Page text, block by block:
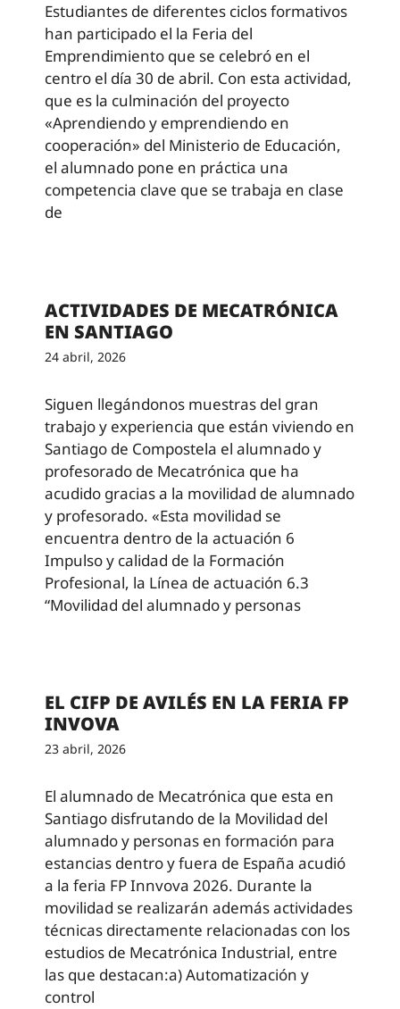
Estudiantes de diferentes ciclos formativos
han participado el la Feria del
Emprendimiento que se celebró en el
centro el día 30 de abril. Con esta actividad,
que es la culminación del proyecto
«Aprendiendo y emprendiendo en
cooperación» del Ministerio de Educación,
el alumnado pone en práctica una
competencia clave que se trabaja en clase
de
ACTIVIDADES DE MECATRÓNICA
EN SANTIAGO
24 abril, 2026
Siguen llegándonos muestras del gran
trabajo y experiencia que están viviendo en
Santiago de Compostela el alumnado y
profesorado de Mecatrónica que ha
acudido gracias a la movilidad de alumnado
y profesorado. «Esta movilidad se
encuentra dentro de la actuación 6
Impulso y calidad de la Formación
Profesional, la Línea de actuación 6.3
“Movilidad del alumnado y personas
EL CIFP DE AVILÉS EN LA FERIA FP
INVOVA
23 abril, 2026
El alumnado de Mecatrónica que esta en
Santiago disfrutando de la Movilidad del
alumnado y personas en formación para
estancias dentro y fuera de España acudió
a la feria FP Innvova 2026. Durante la
movilidad se realizarán además actividades
técnicas directamente relacionadas con los
estudios de Mecatrónica Industrial, entre
las que destacan:a) Automatización y
control